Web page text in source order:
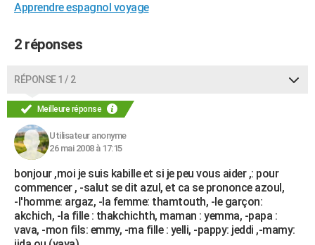
GUIDES D'ACHAT
Dictionnaire
Biographies
Citations
Expressions
Proverbes
PROGRAMME TV
COPAINS D'AVANT
S'inscrire
Se connecter
Lycées
Collèges
Primaires
Universités
Entreprises
Service militaire
Avis de recherche
AVIS DE DÉCÈS
FORUM
Bricolage
Lifestyle
Culture
Sport
Auto
Television
Voyage
Cinema
Apprendre espagnol voyage
2 réponses
RÉPONSE 1 / 2
Meilleure réponse
Utilisateur anonyme
26 mai 2008 à 17:15
bonjour ,moi je suis kabille et si je peu vous aider ,: pour
commencer , -salut se dit azul, et ca se prononce azoul,
-l'homme: argaz, -la femme: thamtouth, -le garçon:
akchich, -la fille : thakchichth, maman : yemma, -papa :
vava, -mon fils: emmy, -ma fille : yelli, -pappy: jeddi ,-mamy: